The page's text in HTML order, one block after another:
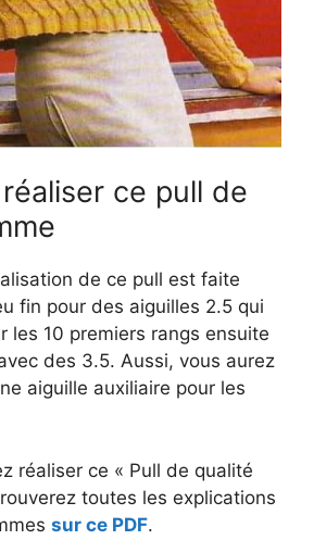
ce pull de
de ce pull est faite
fin pour des aiguilles 2.5 qui
les 10 premiers rangs ensuite
des 3.5. Aussi, vous aurez
aiguille auxiliaire pour les
réaliser ce « Pull de qualité
toutes les explications
sur ce PDF.